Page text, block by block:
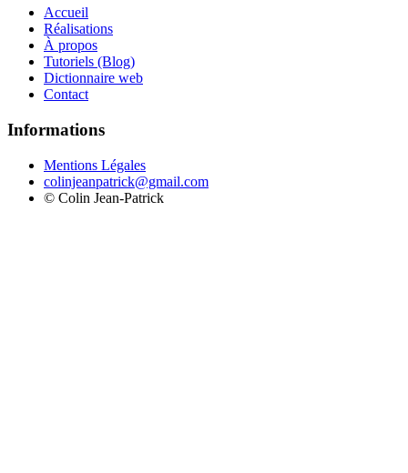
Accueil
Réalisations
À propos
Tutoriels (Blog)
Dictionnaire web
Contact
Informations
Mentions Légales
colinjeanpatrick@gmail.com
© Colin Jean-Patrick